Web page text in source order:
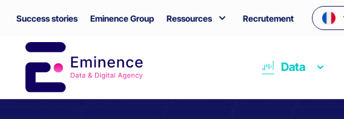
Success stories Eminence Group Ressources Recrutement
Data